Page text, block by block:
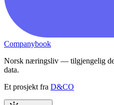
Companybook
Norsk næringsliv — tilgjengelig
data.
Et prosjekt fra D&CO